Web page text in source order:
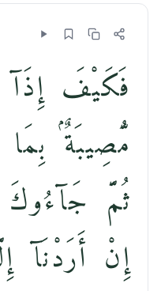
فَكَيْفَ إِذَآ
مُّصِيبَةٌۢ
ثُمَّ جَآءُوكَ
إِنْ أَرَدْنَآ